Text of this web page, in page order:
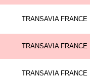
TRANSAVIA FRANCE
TRANSAVIA FRANCE
TRANSAVIA FRANCE